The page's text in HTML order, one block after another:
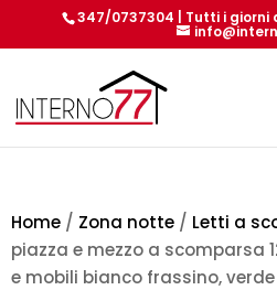
347/0737304 | Tutti i giorni
Home / Zona notte / Letti a
piazza e mezzo a scomparsa
e mobili bianco frassino, verde